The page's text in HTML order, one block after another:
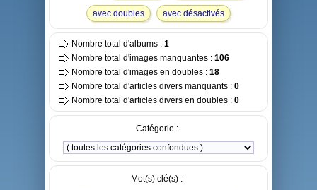
avec doubles avec désactivés
Nombre total d'albums : 1
Nombre total d'images manquantes : 106
Nombre total d'images en doubles : 18
Nombre total d'articles divers manquants : 0
Nombre total d'articles divers en doubles : 0
Catégorie :
Mot(s) clé(s) :